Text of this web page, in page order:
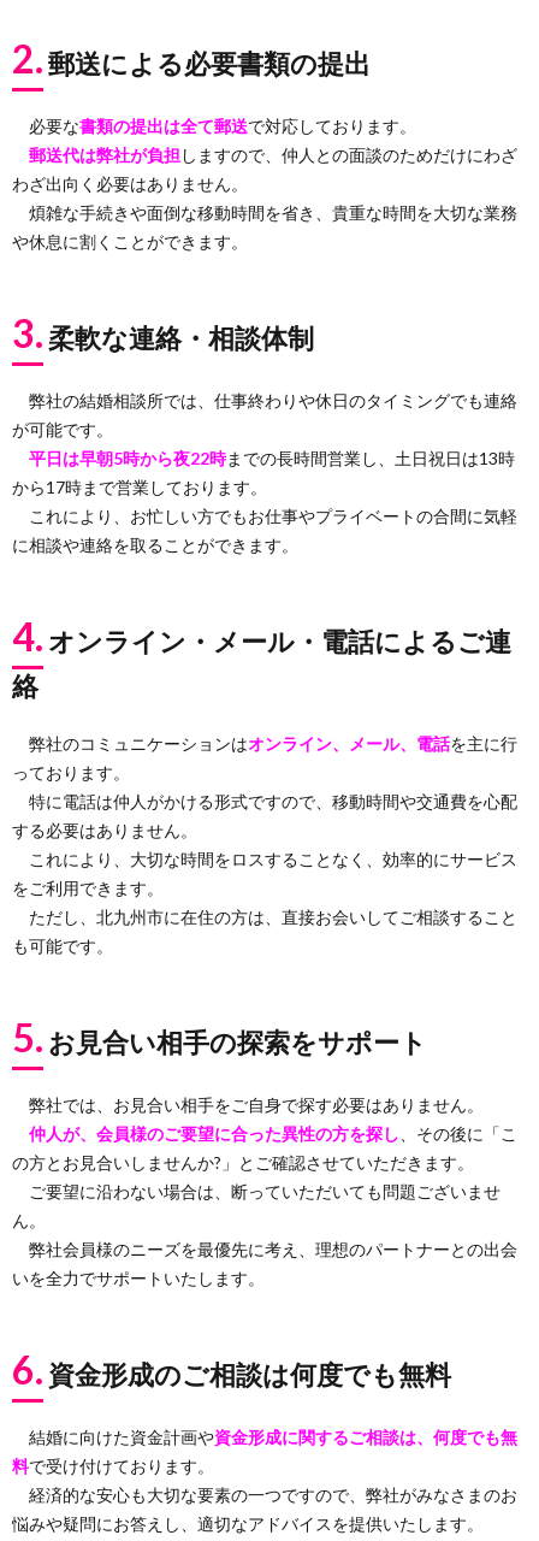
2.郵送による必要書類の提出
必要な書類の提出は全て郵送で対応しております。
郵送代は弊社が負担 しますので、仲人との面談のためだけにわざ
わざ出向く必要はありません。
煩雑な手続きや面倒な移動時間を省き、貴重な時間を大切な業務
や休息に割くことができます。
3.柔軟な連絡・相談体制
弊社の結婚相談所では、仕事終わりや休日のタイミングでも連絡
が可能です。
平日は早朝5時から夜22時までの長時間営業し、土日祝日は13時
から17時まで営業しております。
これにより、お忙しい方でもお仕事やプライベートの合間に気軽
に相談や連絡を取ることができます。
4. オンライン・メール・電話によるご連
絡
弊社のコミュニケーションはオンライン、メール、電話を主に行
っております。
特に電話は仲人がかける形式ですので、移動時間や交通費を心配
する必要はありません。
これにより、大切な時間をロスすることなく、効率的にサービス
をご利用できます。
ただし、北九州市に在住の方は、直接お会いしてご相談すること
も可能です。
5. お見合い相手の探索をサポート
弊社では、お見合い相手をご自身で探す必要はありません。
仲人が、会員様のご要望に合った異性の方を探し 、その後に「こ
の方とお見合いしませんか?」とご確認させていただきます。
ご要望に沿わない場合は、断っていただいても問題ございませ
ん。
弊社会員様のニーズを最優先に考え、理想のパートナーとの出会
いを全力でサポートいたします。
6. 資金形成のご相談は何度でも無料
結婚に向けた資金計画や資金形成に関するご相談は、何度でも無
料で受け付けております。
経済的な安心も大切な要素の一つですので、弊社がみなさまのお
悩みや疑問にお答えし、適切なアドバイスを提供いたします。